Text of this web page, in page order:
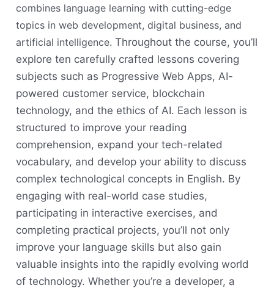
combines language learning with cutting-edge
topics in web development, digital business, and
artificial intelligence. Throughout the course, you’ll
explore ten carefully crafted lessons covering
subjects such as Progressive Web Apps, AI-
powered customer service, blockchain
technology, and the ethics of AI. Each lesson is
structured to improve your reading
comprehension, expand your tech-related
vocabulary, and develop your ability to discuss
complex technological concepts in English. By
engaging with real-world case studies,
participating in interactive exercises, and
completing practical projects, you’ll not only
improve your language skills but also gain
valuable insights into the rapidly evolving world
of technology. Whether you’re a developer, a